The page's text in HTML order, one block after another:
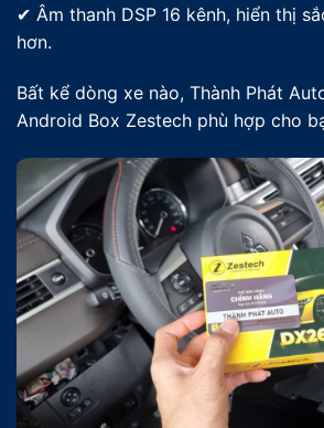
✔ Âm thanh DSP 16 kênh, hiển thị
hơn.
Bất kể dòng xe nào, Thành Phát
Android Box Zestech phù hợp cho